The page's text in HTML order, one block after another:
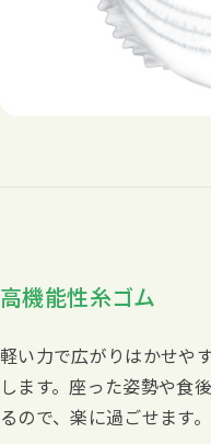
高機能性糸ゴム
軽い力で広がりはかせや
します。座った姿勢や食
るので、楽に過ごせます。